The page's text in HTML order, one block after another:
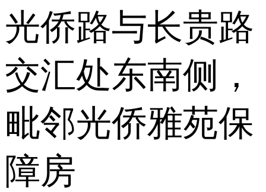
光侨路与长贵路
交汇处东南侧，
毗邻光侨雅苑保
障房